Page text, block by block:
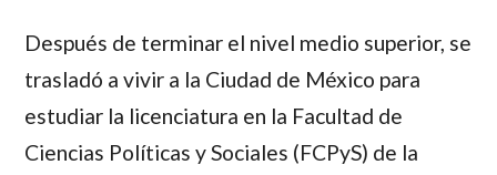
Después de terminar el nivel medio superior, se
trasladó a vivir a la Ciudad de México para
estudiar la licenciatura en la Facultad de
Ciencias Políticas y Sociales (FCPyS) de la